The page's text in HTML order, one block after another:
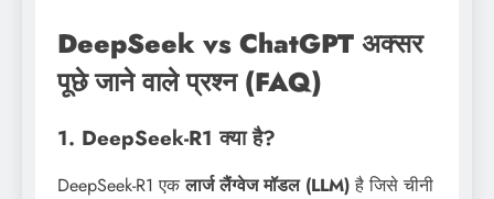
DeepSeek vs ChatGPT अक्सर
पूछे जाने वाले प्रश्न (FAQ)
1. DeepSeek-R1 क्या है?
DeepSeek-R1 एकलार्ज लैंग्वेज मॉडल (LLM)है जिसे चीनी